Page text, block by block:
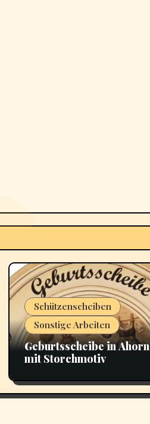
Schützenscheiben
Sonstige Arbeiten
Geburtsscheibe in Ahorn
mit Storchmotiv